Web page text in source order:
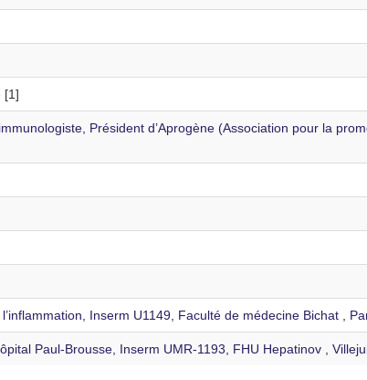
[1]
Président d’Aprogène (Association pour la
Inserm U1149, Faculté de médecine Bichat ,
Paul-Brousse, Inserm UMR-1193, FHU Hepatinov ,